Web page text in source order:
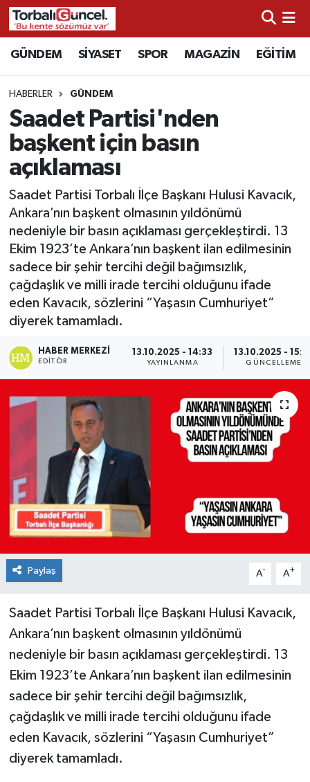
GÜNDEM SİYASET SPOR MAGAZİN EĞİTİM
HABERLER GÜNDEM
Saadet Partisi'nden
başkent için basın
açıklaması
Saadet Partisi Torbalı İlçe Başkanı Hulusi Kavacık,
Ankara’nın başkent olmasının yıldönümü
nedeniyle bir basın açıklaması gerçekleştirdi. 13
Ekim 1923’te Ankara’nın başkent ilan edilmesinin
sadece bir şehir tercihi değil bağımsızlık,
çağdaşlık ve milli irade tercihi olduğunu ifade
eden Kavacık, sözlerini “Yaşasın Cumhuriyet”
diyerek tamamladı.
HABER MERKEZI
EDITÖR
13.10.2025 - 14:33
YAYINLANMA
13.10.2025 -
GÜNCELLEME
Paylaş A- A+
Saadet Partisi Torbalı İlçe Başkanı Hulusi Kavacık,
Ankara’nın başkent olmasının yıldönümü
nedeniyle bir basın açıklaması gerçekleştirdi. 13
Ekim 1923’te Ankara’nın başkent ilan edilmesinin
sadece bir şehir tercihi değil bağımsızlık,
çağdaşlık ve milli irade tercihi olduğunu ifade
eden Kavacık, sözlerini “Yaşasın Cumhuriyet”
diyerek tamamladı.
İzmir Nöbetçi Eczaneler
İzmir Hava Durumu
İzmir Namaz Vakitleri
İzmir Trafik Yoğunluk Haritası
Süper Lig Puan Durumu ve Fikstür
Tüm Manşetler
Son Dakika Haberleri
Haber Arşivi